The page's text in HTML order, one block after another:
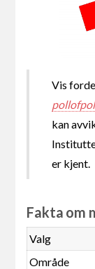
Vis
kan
er kjent.
Fakta om
Valg
Område